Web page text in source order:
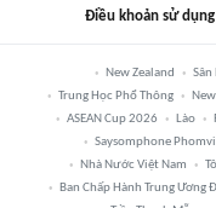
Điều khoản sử dụng
New Zealand Sân
Trung Học Phổ Thông
ASEAN Cup 2026
Lào
Saysomphone
Nhà Nước Việt Nam
Ban Chấp Hành Trung Ương